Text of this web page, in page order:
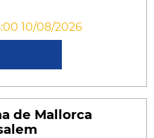
10/08/2026
de Mallorca